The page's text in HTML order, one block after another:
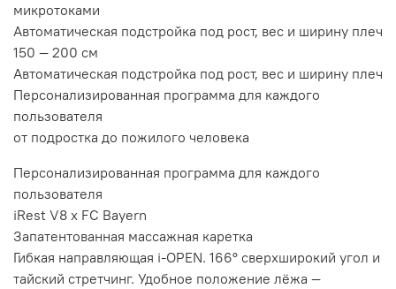
микротоками
Автоматическая подстройка под рост, вес и ширину плеч
150 — 200 см
Автоматическая подстройка под рост, вес и ширину плеч
Персонализированная программа для каждого
пользователя
от подростка до пожилого человека
Персонализированная программа для каждого
пользователя
iRest V8 x FC Bayern
Запатентованная массажная каретка
Гибкая направляющая i-OPEN. 166° сверхширокий угол и
тайский стретчинг. Удобное положение лёжа —